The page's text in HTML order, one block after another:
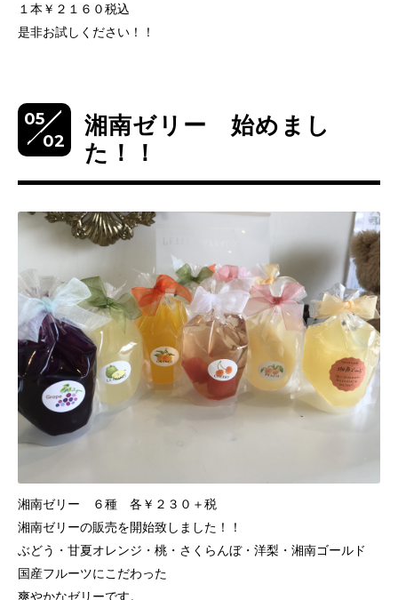
１本￥２１６０税込
是非お試しください！！
05
02
湘南ゼリー 始めまし
た！！
湘南ゼリー ６種 各￥２３０＋税
湘南ゼリーの販売を開始致しました！！
ぶどう・甘夏オレンジ・桃・さくらんぼ・洋梨・湘南ゴールド
国産フルーツにこだわった
爽やかなゼリーです。